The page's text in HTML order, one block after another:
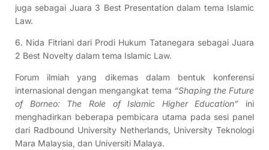
juga sebagai Juara 3 Best Presentation dalam tema Islamic
Law.
6. Nida Fitriani dari Prodi Hukum Tatanegara sebagai Juara
2 Best Novelty dalam tema Islamic Law.
Forum ilmiah yang dikemas dalam bentuk konferensi
internasional dengan mengangkat tema “Shaping the Future
of Borneo: The Role of Islamic Higher Education” ini
menghadirkan beberapa pembicara utama pada sesi panel
dari Radbound University Netherlands, University Teknologi
Mara Malaysia, dan Universiti Malaya.